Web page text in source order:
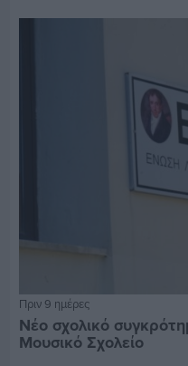
Πριν 9 ημέρες
Νέο σχολικό
Μουσικό Σχολείο